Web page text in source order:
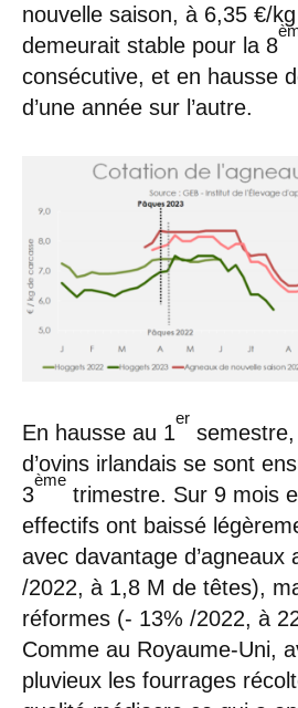
nouvelle saison, à 6,35 €/
demeurait stable pour la 8
consécutive, et en hausse
d’une année sur l’autre.
En hausse au 1
er
d’ovins irlandais se sont
3
ème
trimestre. Sur 9 mois
effectifs ont baissé
avec davantage d’agneaux
/2022, à 1,8 M de têtes),
réformes (- 13% /2022, à
Comme au Royaume-Uni,
pluvieux les fourrages